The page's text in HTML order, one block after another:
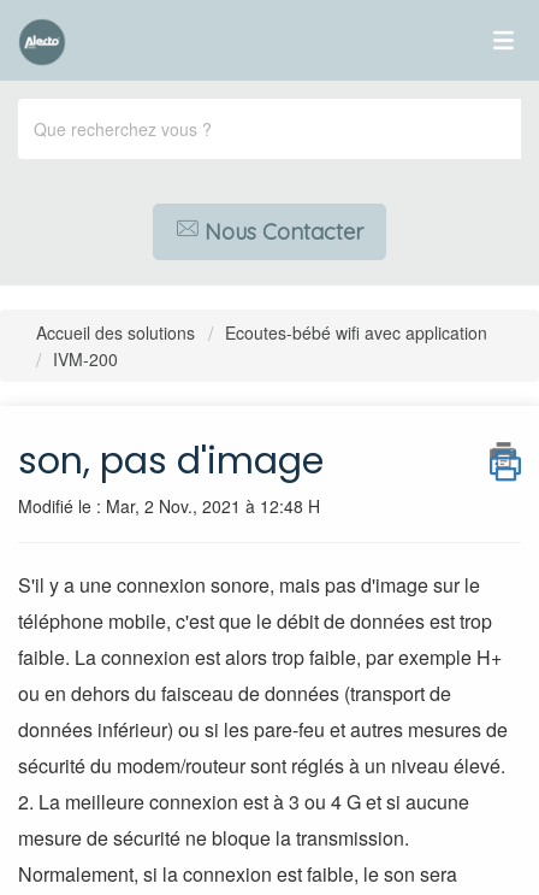
Nous Contacter
Accueil des solutions
Ecoutes-bébé wifi avec application
IVM-200
son, pas d'image
Modifié le : Mar, 2 Nov., 2021 à 12:48 H
S'il y a une connexion sonore, mais pas d'image sur le
téléphone mobile, c'est que le débit de données est trop
faible. La connexion est alors trop faible, par exemple H+
ou en dehors du faisceau de données (transport de
données inférieur) ou si les pare-feu et autres mesures de
sécurité du modem/routeur sont réglés à un niveau élevé.
2. La meilleure connexion est à 3 ou 4 G et si aucune
mesure de sécurité ne bloque la transmission.
Normalement, si la connexion est faible, le son sera